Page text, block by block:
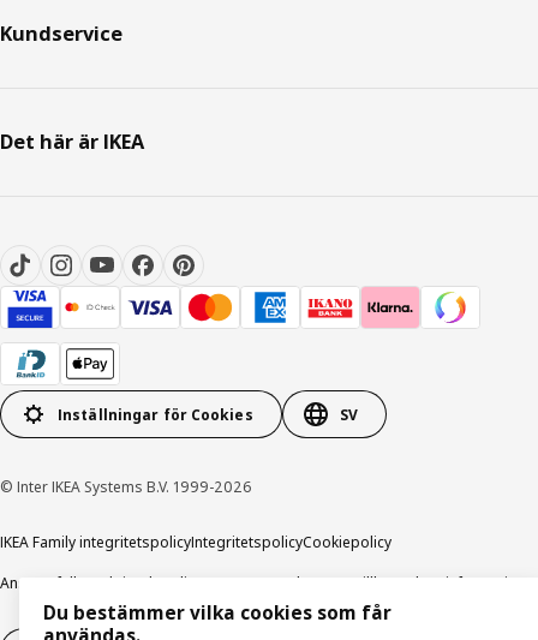
Kundservice
Det här är IKEA
Inställningar för Cookies SV
© Inter IKEA Systems B.V. 1999-2026
IKEA Family integritetspolicyIntegritetspolicyCookiepolicy
Ansvarsfullt avslöjandepolicy
Köp- & leveransvillkor Bolagsinformation
Du bestämmer vilka cookies som får